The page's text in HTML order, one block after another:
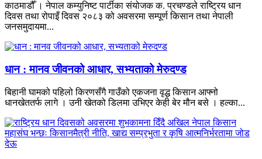
काठमाडौँ । नेपाल कम्युनिष्ट पार्टीका संयोजक क. प्रचण्डले राष्ट्रिय धान
दिवस तथा रोपाइँ दिवस २०८३ को अवसरमा सम्पूर्ण किसान तथा नेपाली
जनसमुदायमा...
धान : मानव जीवनको आधार, सभ्यताको मेरुदण्ड
बिहानी घामको पहिलो किरणसँगै गाउँको एकजना वृद्ध किसान आफ्नो
धानखेततर्फ लागे । उनी खेतको डिलमा उभिएर केही बेर मौन बसे । हल्का...